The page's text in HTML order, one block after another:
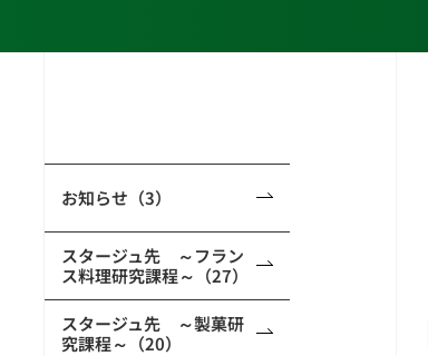
お知らせ（3）
スタージュ先 ～フラン
ス料理研究課程～（27）
スタージュ先 ～製菓研
究課程～（20）